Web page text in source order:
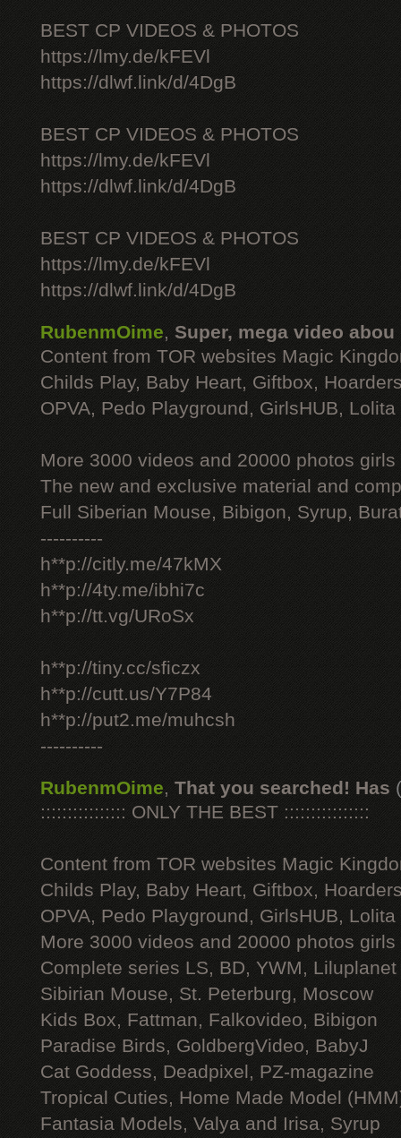
BEST CP VIDEOS & PHOTOS
https://lmy.de/kFEVl
https://dlwf.link/d/4DgB
BEST CP VIDEOS & PHOTOS
https://lmy.de/kFEVl
https://dlwf.link/d/4DgB
BEST CP VIDEOS & PHOTOS
https://lmy.de/kFEVl
https://dlwf.link/d/4DgB
RubenmOime, Super, mega video abou
Content from TOR websites Magic
Childs Play, Baby Heart, Giftbox,
OPVA, Pedo Playground, GirlsHUB, Lolita
More 3000 videos and 20000 photos
The new and exclusive material and
Full Siberian Mouse, Bibigon, Syrup,
----------
h**p://citly.me/47kMX
h**p://4ty.me/ibhi7c
h**p://tt.vg/URoSx
h**p://tiny.cc/sficzx
h**p://cutt.us/Y7P84
h**p://put2.me/muhcsh
----------
RubenmOime, That you searched! Has
:::::::::::::::: ONLY THE BEST ::::::::::::::::
Content from TOR websites Magic
Childs Play, Baby Heart, Giftbox,
OPVA, Pedo Playground, GirlsHUB, Lolita
More 3000 videos and 20000 photos
Complete series LS, BD, YWM, Liluplanet
Sibirian Mouse, St. Peterburg, Moscow
Kids Box, Fattman, Falkovideo, Bibigon
Paradise Birds, GoldbergVideo, BabyJ
Cat Goddess, Deadpixel, PZ-magazine
Tropical Cuties, Home Made Model
Fantasia Models, Valya and Irisa, Syrup